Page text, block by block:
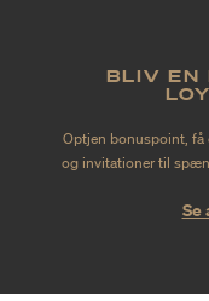
BLIV EN
Optjen bonuspoint,
og invitationer til
Se